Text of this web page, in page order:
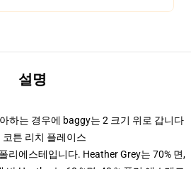
설명
하는 경우에 baggy는 2 크기 위로 갑니다
튼 리치 플레이스
리에스테입니다. Heather Grey는 70% 면,